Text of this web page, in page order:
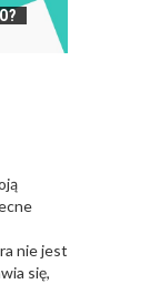
nie jest
się,